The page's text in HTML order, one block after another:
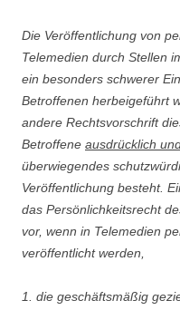
Die Veröffentlichung von
Telemedien durch Stellen
ein besonders schwerer
Betroffenen herbeigeführt
andere Rechtsvorschrift
Betroffene ausdrücklich
überwiegendes
Veröffentlichung besteht.
das Persönlichkeitsrecht
vor, wenn in Telemedien
veröffentlicht werden,
1. die geschäftsmäßig